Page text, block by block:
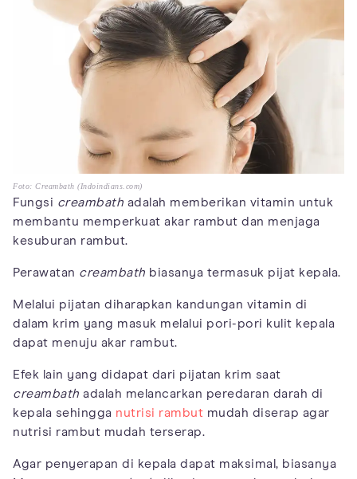
Foto: Creambath (Indoindians.com)
Fungsi creambath adalah memberikan vitamin untuk
membantu memperkuat akar rambut dan menjaga
kesuburan rambut.
Perawatan creambath biasanya termasuk pijat kepala.
Melalui pijatan diharapkan kandungan vitamin di
dalam krim yang masuk melalui pori-pori kulit kepala
dapat menuju akar rambut.
Efek lain yang didapat dari pijatan krim saat
creambath adalah melancarkan peredaran darah di
kepala sehingga nutrisi rambut mudah diserap agar
nutrisi rambut mudah terserap.
Agar penyerapan di kepala dapat maksimal, biasanya